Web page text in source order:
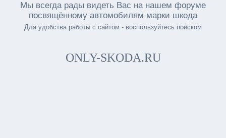
Мы всегда рады видеть Вас на нашем форуме
посвящённому автомобилям марки шкода
Для удобства работы с сайтом - воспользуйтесь поиском
ONLY-SKODA.RU